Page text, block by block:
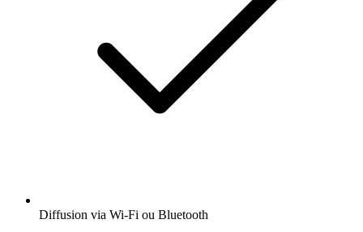
Diffusion via Wi-Fi ou Bluetooth